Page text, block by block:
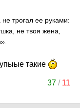
трогал ее руками:
не твоя жена,
такие
37 / 11